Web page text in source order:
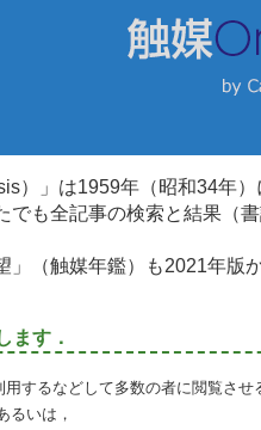
）」は1959年（昭和34年
でも全記事の検索と結果（
」（触媒年鑑）も2021年
ます．
するなどして多数の者に閲覧させ
るいは，